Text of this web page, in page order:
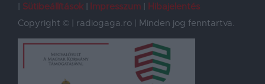
Sütibeállítások
Impresszum
Hibajelentés
Copyright © | radiogaga.ro | Minden jog fenntartva.